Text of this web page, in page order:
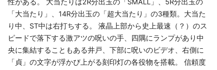
性がある。 大当たりは2R分出玉の「SMALL」、5R分出玉の
「大当たり」、14R分出玉の「超大当たり」の3種類。大当た
り中、ST中は右打ちする。 液晶上部から史上最速（？）のス
ピードで落下する激アツの呪いの手、四隅にランプがあり中
央に集結することもある井戸、下部に呪いのビデオ、右側に
「貞」の文字が浮かび上がる刻印灯の各役物を搭載。 信頼度